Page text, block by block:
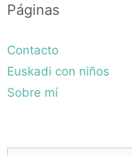
Páginas
Contacto
Euskadi con niños
Sobre mí